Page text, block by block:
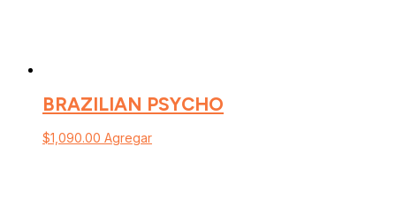
BRAZILIAN PSYCHO
$1,090.00 Agregar